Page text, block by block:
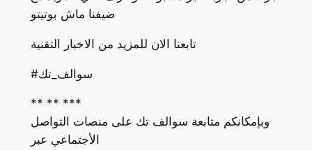
ضيفنا ماش بوتيتو
تابعنا الان للمزيد من الاخبار التقنية
#سوالف_تك
** ** ***
وبإمكانكم متابعة سوالف تك على منصات التواصل
الأجتماعي عبر